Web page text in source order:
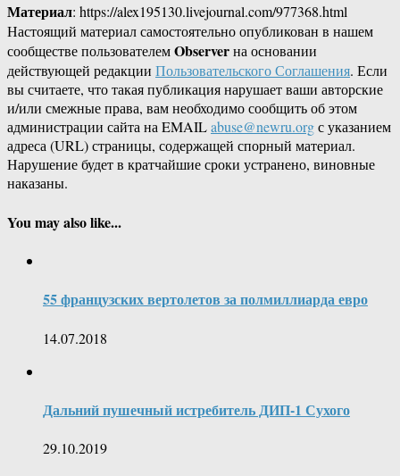
Материал: https://alex195130.livejournal.com/977368.html
Настоящий материал самостоятельно опубликован в нашем
сообществе пользователемObserverна основании
действующей редакции Пользовательского Соглашения. Если
вы считаете, что такая публикация нарушает ваши авторские
и/или смежные права, вам необходимо сообщить об этом
администрации сайта на EMAILabuse@newru.orgс указанием
адреса (URL) страницы, содержащей спорный материал.
Нарушение будет в кратчайшие сроки устранено, виновные
наказаны.
You may also like...
55 французских вертолетов за полмиллиарда евро
14.07.2018
Дальний пушечный истребитель ДИП-1 Сухого
29.10.2019